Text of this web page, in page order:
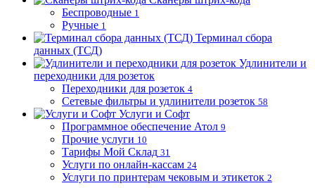
Беспроводные 1
Ручные 1
Терминал сбора
данных (ТСД)
Удлинители и
переходники для розеток
Переходники для розеток 4
Сетевые фильтры и удлинители розеток 58
Услуги и Софт
Программное обеспечение Атол 9
Прочие услуги 10
Тарифы Мой Склад 31
Услуги по онлайн-кассам 24
Услуги по принтерам чековым и этикеток 2